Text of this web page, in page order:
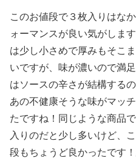
このお値段で３枚入りはな
ォーマンスが良い気がしま
は少し小さめで厚みもそこ
いですが、味が濃いので満
はソースの辛さが結構する
あの不健康そうな味がマッ
たですね！同じような商品
入りのだと少し多いけど、
段もちょうど良かったです